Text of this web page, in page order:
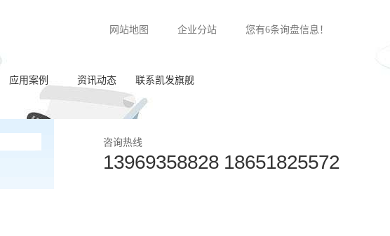
网站地图 企业分站 您有6条询盘信息！
应用案例
泵体加工
资讯动态
行业动态
联系凯发旗舰
咨询热线
13969358828 18651825572